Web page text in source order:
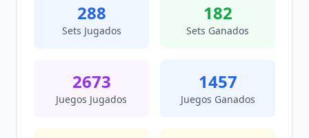
288
Sets Jugados
182
Sets Ganados
2673
Juegos Jugados
1457
Juegos Ganados